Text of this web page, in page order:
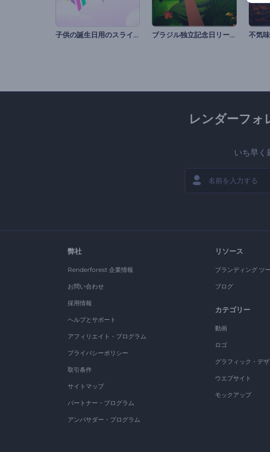
子供の誕生日用のスライドショー ブラジル独立記念日リール
レンダーフォ
いち早く
弊社
Renderforest 企業情報
お問い合わせ
採用情報
ヘルプとサポート
アフィリエイト・プログラム
プライバシーポリシー
取引条件
サイトマップ
パートナー・プログラム
アンバサダー・プログラム
リソース
ブランディング ツ
ブログ
カテゴリー
動画
ロゴ
グラフィック・デ
ウエブサイト
モックアップ